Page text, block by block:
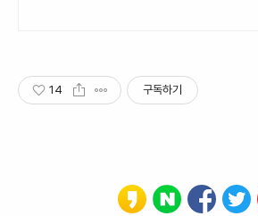
14 구독하기